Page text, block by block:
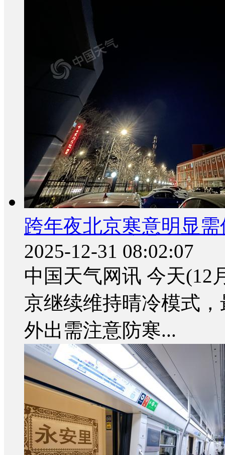
跨年夜北京寒意明显
2025-12-31 08:02:07
中国天气网讯 今天(12
京继续维持晴冷模式
外出需注意防寒...